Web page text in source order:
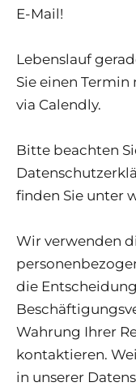
E-Mail!
Lebenslauf
Sie einen
via Calendly.
Bitte beachten
finden Sie unter
Wir verwenden
die
Wahrung Ihrer
kontaktieren.
in unserer